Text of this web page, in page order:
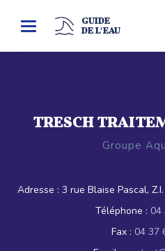
Toggle
GUIDE
DE L'EAU
TRESCH
Groupe
Adresse : 3 rue Blaise Pascal,
Téléphone : 04
Fax : 04 37